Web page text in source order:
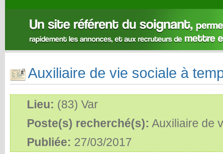
Auxiliaire de vie sociale à
Lieu: (83) Var
Poste(s) recherché(s): Auxiliaire de
Publiée: 27/03/2017